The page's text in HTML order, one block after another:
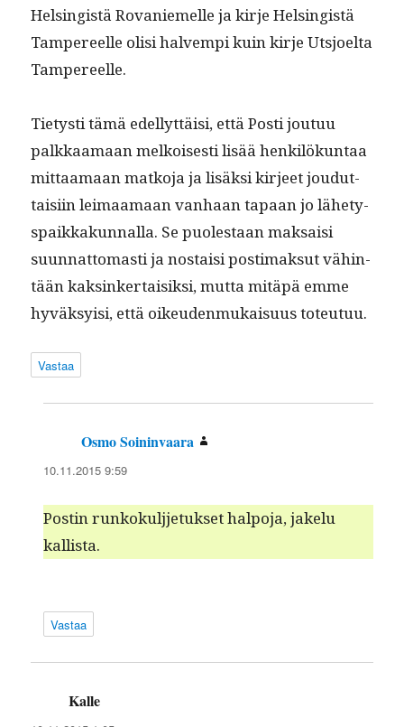
Helsingistä Rovaniemelle ja kir­je Helsingistä
Tam­pereelle olisi halvem­pi kuin kir­je Utsjoelta
Tampereelle.
Tietysti tämä edel­lyt­täisi, että Posti joutuu
palkkaa­maan melkois­es­ti lisää henkilökun­taa
mit­taa­maan matko­ja ja lisäk­si kir­jeet joudut­
taisi­in leimaa­maan van­haan tapaan jo lähety­
s­paikkakun­nal­la. Se puolestaan mak­saisi
suun­nat­tomasti ja nos­taisi pos­ti­mak­sut vähin­
tään kaksinker­taisik­si, mut­ta mitäpä emme
hyväksy­isi, että oikeu­den­mukaisu­us toteutuu.
Vastaa
Osmo Soininvaara
10.11.2015 9:59
Postin runk­okulj­je­tuk­set halpo­ja, jakelu
kallista.
Vastaa
Kalle